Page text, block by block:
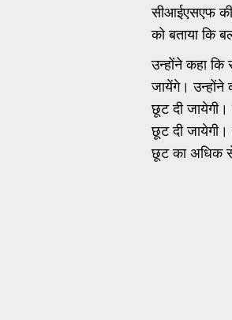
सीआईएसएफ की
को बताया कि
उन्होंने कहा कि
जायेंगे। उन्होंने
छूट दी
छूट दी जायेगी।
छूट का अधिक